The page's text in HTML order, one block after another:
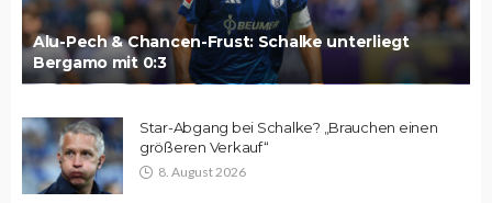
Alu-Pech & Chancen-Frust: Schalke unterliegt
Bergamo mit 0:3
Star-Abgang bei Schalke? „Brauchen einen
größeren Verkauf“
8. August 2026